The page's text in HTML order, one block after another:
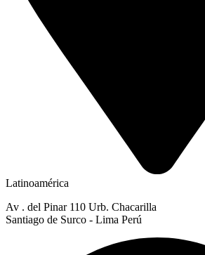
Latinoamérica
Av . del Pinar 110 Urb. Chacarilla
Santiago de Surco - Lima Perú